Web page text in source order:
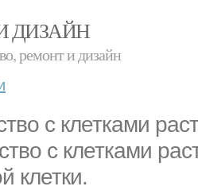
ДИЗАЙН
ремонт и дизайн
с клетками
с клетками
клетки.